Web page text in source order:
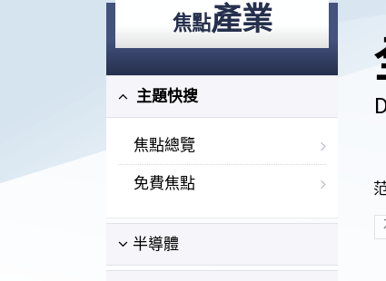
焦點產業
主題快搜
焦點總覽
免費焦點
半導體